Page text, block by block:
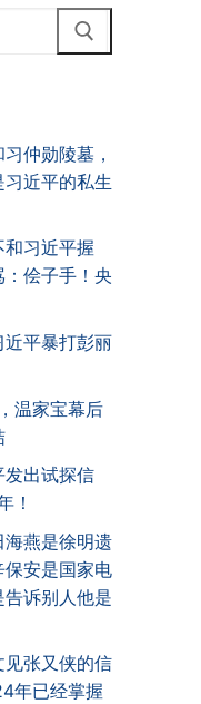
仲勋陵墓，
近平的私生
习近平握
侩子手！央
平暴打彭丽
温家宝幕后
发出试探信
！
燕是徐明遗
安是国家电
诉别人他是
张又侠的信
年已经掌握